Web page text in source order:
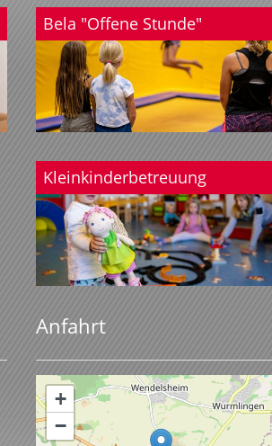
Bela "Offene Stunde"
Kleinkinderbetreuung
Anfahrt
+
−